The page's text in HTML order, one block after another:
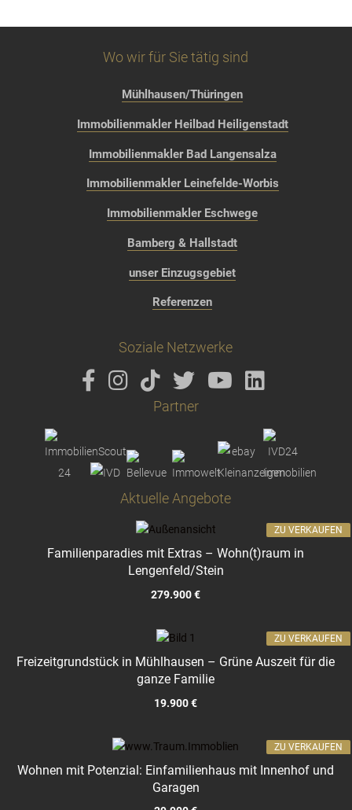
Wo wir für Sie tätig sind
Mühlhausen/Thüringen
Immobilienmakler Heilbad Heiligenstadt
Immobilienmakler Bad Langensalza
Immobilienmakler Leinefelde-Worbis
Immobilienmakler Eschwege
Bamberg & Hallstadt
unser Einzugsgebiet
Referenzen
Soziale Netzwerke
Partner
Aktuelle Angebote
Familienparadies mit Extras – Wohn(t)raum in
Lengenfeld/Stein
279.900 €
ZU VERKAUFEN
Freizeitgrundstück in Mühlhausen – Grüne Auszeit für die
ganze Familie
19.900 €
ZU VERKAUFEN
Wohnen mit Potenzial: Einfamilienhaus mit Innenhof und
Garagen
ZU VERKAUFEN